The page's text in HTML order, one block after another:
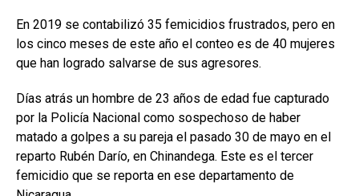
En 2019 se contabilizó 35 femicidios frustrados, pero en
los cinco meses de este año el conteo es de 40 mujeres
que han logrado salvarse de sus agresores.
Días atrás un hombre de 23 años de edad fue capturado
por la Policía Nacional como sospechoso de haber
matado a golpes a su pareja el pasado 30 de mayo en el
reparto Rubén Darío, en Chinandega. Este es el tercer
femicidio que se reporta en ese departamento de